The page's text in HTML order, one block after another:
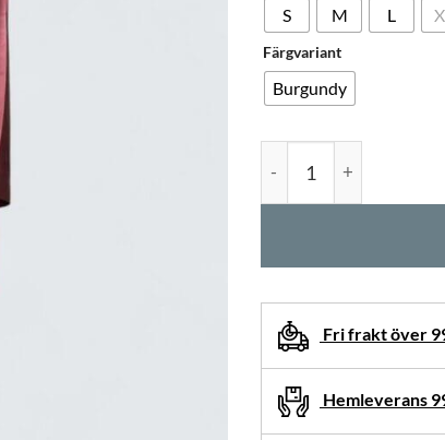
S M L
Färgvariant
Burgundy
Fri frakt över
Hemleverans